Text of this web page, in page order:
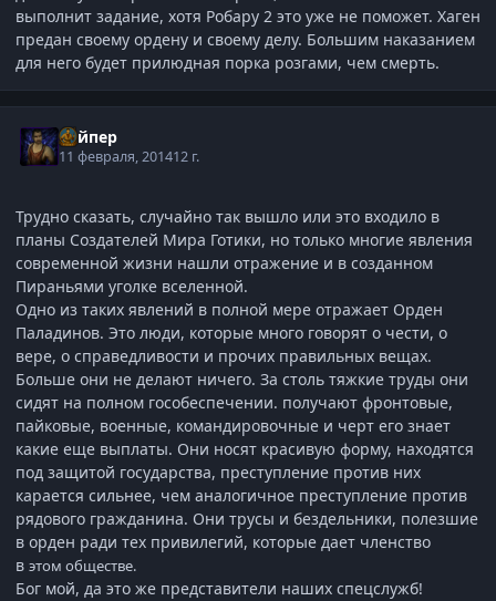
выполнит задание, хотя Робару 2 это уже не поможет. Хаген
предан своему ордену и своему делу. Большим наказанием
для него будет прилюдная порка розгами, чем смерть.
Вайпер
11 февраля, 201412 г.
Трудно сказать, случайно так вышло или это входило в
планы Создателей Мира Готики, но только многие явления
современной жизни нашли отражение и в созданном
Пираньями уголке вселенной.
Одно из таких явлений в полной мере отражает Орден
Паладинов. Это люди, которые много говорят о чести, о
вере, о справедливости и прочих правильных вещах.
Больше они не делают ничего. За столь тяжкие труды они
сидят на полном гособеспечении. получают фронтовые,
пайковые, военные, командировочные и черт его знает
какие еще выплаты. Они носят красивую форму, находятся
под защитой государства, преступление против них
карается сильнее, чем аналогичное преступление против
рядового гражданина. Они трусы и бездельники, полезшие
в орден ради тех привилегий, которые дает членство
в этом обществе.
Бог мой, да это же представители наших спецслужб!